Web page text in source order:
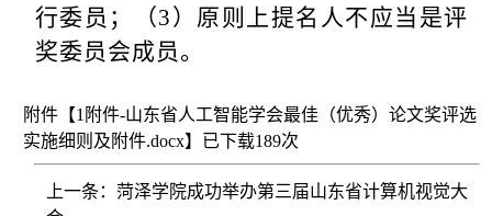
行委员；（3 ）原则上提名人不应当是评
奖委员会成员。
附件【1附件-山东省人工智能学会最佳（优秀）论文奖评选
实施细则及附件.docx】 已下载189次
上一条：菏泽学院成功举办第三届山东省计算机视觉大